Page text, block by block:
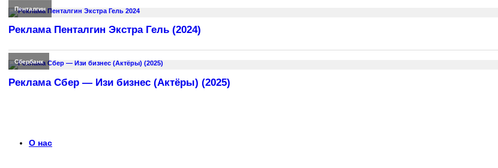
Пенталгин
Реклама Пенталгин Экстра Гель (2024)
Сбербанк
Реклама Сбер — Изи бизнес (Актёры) (2025)
О нас